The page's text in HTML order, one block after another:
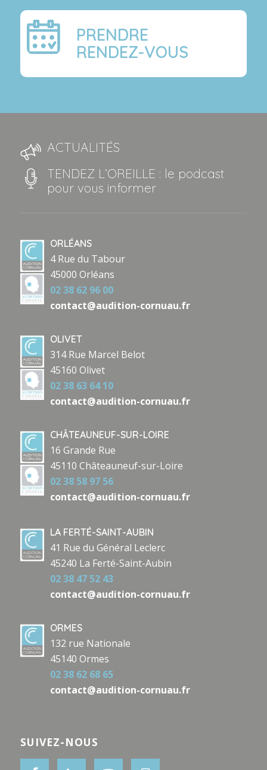
PRENDRE
RENDEZ-VOUS
ACTUALITÉS
TENDEZ L’OREILLE : le podcast
pour vous informer
ORLÉANS
4 Rue du Tabour
45000 Orléans
02 38 62 96 00
contact@audition-cornuau.fr
OLIVET
314 Rue Marcel Belot
45160 Olivet
02 38 63 64 10
contact@audition-cornuau.fr
CHÂTEAUNEUF-SUR-LOIRE
16 Grande Rue
45110 Châteauneuf-sur-Loire
02 38 58 97 56
contact@audition-cornuau.fr
LA FERTÉ-SAINT-AUBIN
41 Rue du Général Leclerc
45240 La Ferté-Saint-Aubin
02 38 47 52 43
contact@audition-cornuau.fr
ORMES
132 rue Nationale
45140 Ormes
02 38 62 68 65
contact@audition-cornuau.fr
SUIVEZ-NOUS